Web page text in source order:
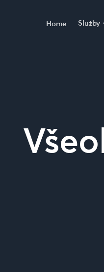
Home Služby